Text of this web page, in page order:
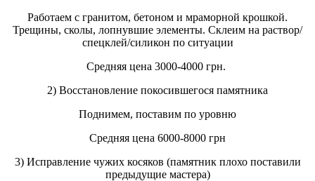
Работаем с гранитом, бетоном и мраморной крошкой.
Трещины, сколы, лопнувшие элементы. Склеим на раствор/
спецклей/силикон по ситуации
Средняя цена 3000-4000 грн.
2) Восстановление покосившегося памятника
Поднимем, поставим по уровню
Средняя цена 6000-8000 грн
3) Исправление чужих косяков (памятник плохо поставили
предыдущие мастера)